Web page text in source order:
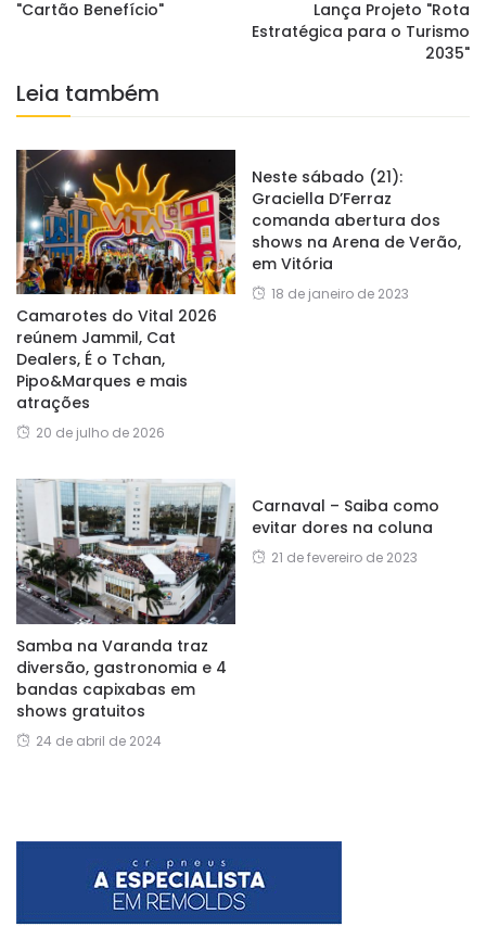
"Cartão Benefício"
Lança Projeto "Rota
Estratégica para o Turismo
2035"
Leia também
Camarotes do Vital 2026
reúnem Jammil, Cat
Dealers, É o Tchan,
Pipo&Marques e mais
atrações
20 de julho de 2026
Neste sábado (21):
Graciella D’Ferraz
comanda abertura dos
shows na Arena de Verão,
em Vitória
18 de janeiro de 2023
Samba na Varanda traz
diversão, gastronomia e 4
bandas capixabas em
shows gratuitos
24 de abril de 2024
Carnaval – Saiba como
evitar dores na coluna
21 de fevereiro de 2023